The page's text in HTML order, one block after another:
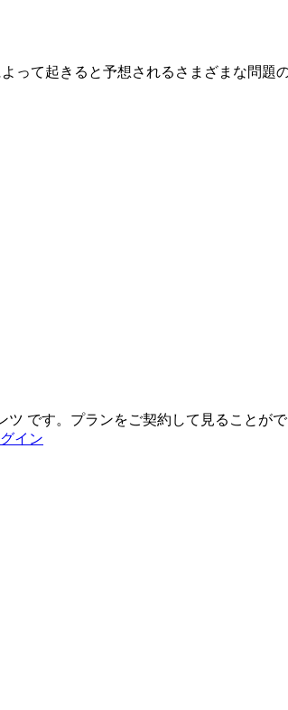
って起きると予想されるさまざまな問題
ツ です。プランをご契約して見ることがで
イン